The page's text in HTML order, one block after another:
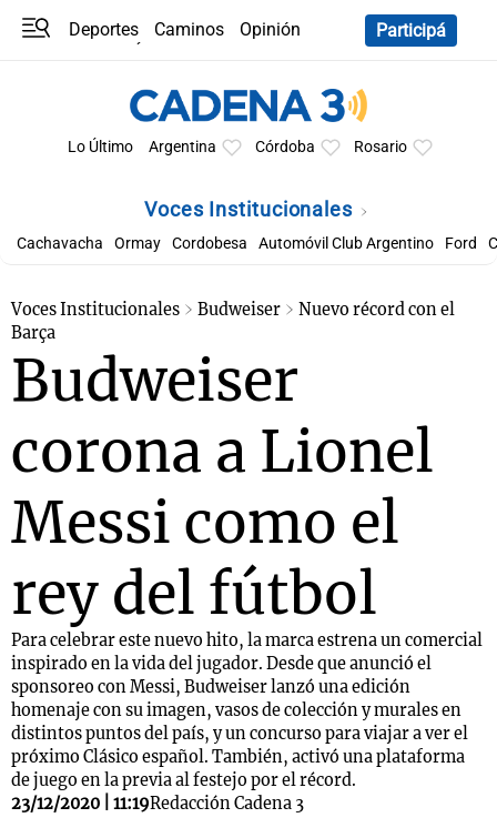
Deportes Caminos
Opinión
Participá
Lo Último Argentina Córdoba Rosario
Voces Institucionales
Cachavacha Ormay Cordobesa Automóvil Club Argentino Ford
Voces Institucionales Budweiser
Nuevo récord con el
Barça
Budweiser
corona a Lionel
Messi como el
rey del fútbol
Para celebrar este nuevo hito, la marca estrena un comercial
inspirado en la vida del jugador. Desde que anunció el
sponsoreo con Messi, Budweiser lanzó una edición
homenaje con su imagen, vasos de colección y murales en
distintos puntos del país, y un concurso para viajar a ver el
próximo Clásico español. También, activó una plataforma
de juego en la previa al festejo por el récord.
23/12/2020 | 11:19Redacción Cadena 3